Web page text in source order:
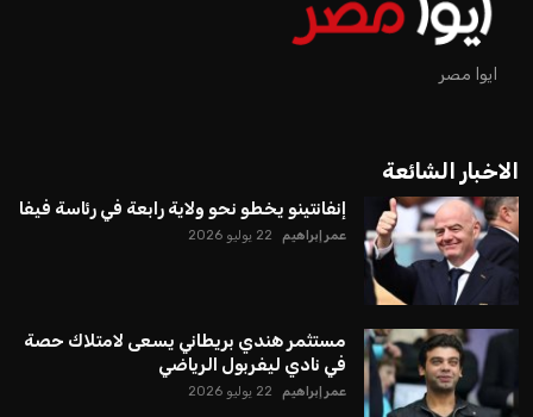
ايوا مصر
الاخبار الشائعة
إنفانتينو يخطو نحو ولاية رابعة في رئاسة فيفا
عمر إبراهيم 22 يوليو 2026
مستثمر هندي بريطاني يسعى لامتلاك حصة
في نادي ليفربول الرياضي
عمر إبراهيم 22 يوليو 2026